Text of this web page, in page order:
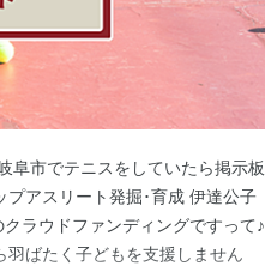
阜市でテニスをしていたら掲示板
アスリート発掘･育成 伊達公子
ラウドファンディングですって♪
ばたく子どもを支援しません